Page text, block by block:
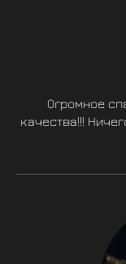
Огромное
качества!!!